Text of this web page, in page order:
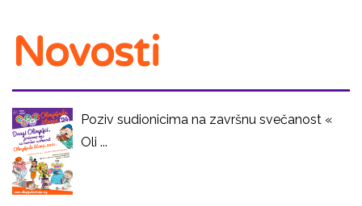
Novosti
Poziv sudionicima na završnu svečanost «
Oli ...